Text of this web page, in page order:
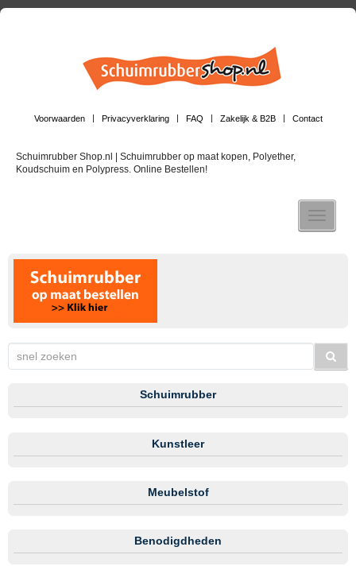
Voorwaarden Privacyverklaring FAQ Zakelijk & B2B Contact
Schuimrubber Shop.nl | Schuimrubber op maat kopen, Polyether,
Koudschuim en Polypress. Online Bestellen!
Toggle
Schuimrubber
Kunstleer
Meubelstof
Benodigdheden